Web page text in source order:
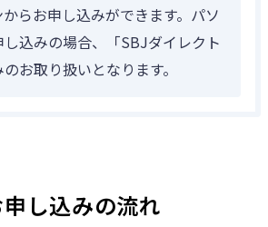
各種お手続き
外貨両替
ローン商品
らお申し込みができます。パソ
込みの場合、「SBJダイレクト
お取り扱いとなります。
し込みの流れ